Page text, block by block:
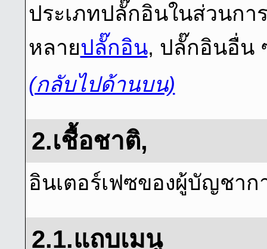
ประเภทปลั๊กอินในส่วนกา
หลายปลั๊กอิน, ปลั๊กอินอื่น
(กลับไปด้านบน)
2.เชื้อชาติ,
อินเตอร์เฟซของผู้บัญชาก
2.1.แถบเมนู